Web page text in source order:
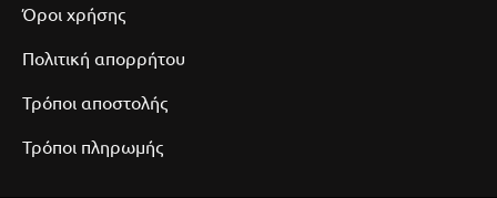
Όροι χρήσης
Πολιτική απορρήτου
Τρόποι αποστολής
Τρόποι πληρωμής